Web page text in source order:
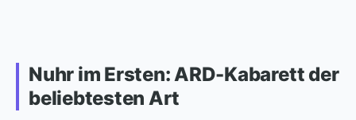
Nuhr im Ersten: ARD-Kabarett der
beliebtesten Art